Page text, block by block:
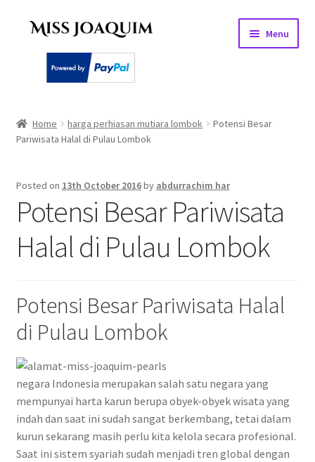
Skip
Skip
Menu
About
Basket
Checkout
My account
Privacy Policy
Shipping Policy
Shop
Terms of Use
Home harga perhiasan mutiara lombok
Potensi Besar
Pariwisata Halal di Pulau Lombok
Posted on 13th October 2016by abdurrachim har
Potensi Besar Pariwisata
Halal di Pulau Lombok
Potensi Besar Pariwisata Halal
di Pulau Lombok
negara Indonesia merupakan salah satu negara yang
mempunyai harta karun berupa obyek-obyek wisata yang
indah dan saat ini sudah sangat berkembang, tetai dalam
kurun sekarang masih perlu kita kelola secara profesional.
Saat ini sistem syariah sudah menjadi tren global dengan